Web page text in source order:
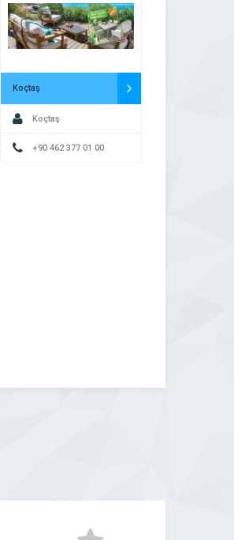
Koçtaş
Koçtaş
+90 462 377 01 00